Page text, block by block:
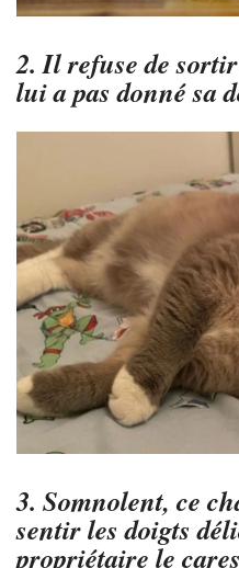
2. Il refuse de
lui a pas donné sa
3. Somnolent, ce
sentir les doigts
propriétaire le